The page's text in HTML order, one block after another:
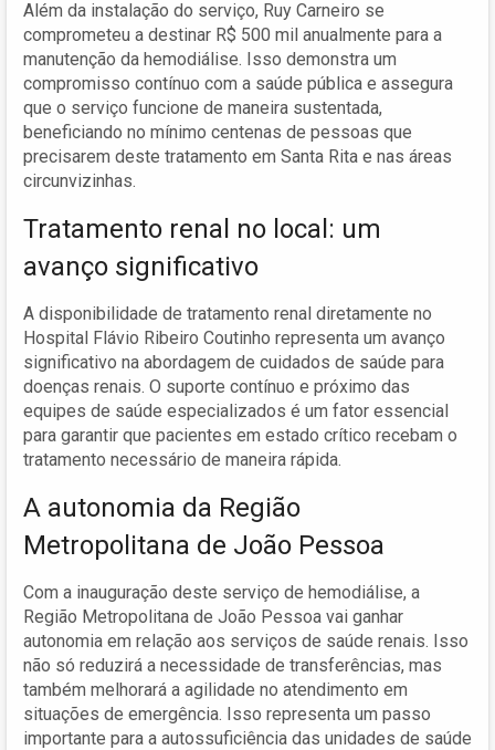
Além da instalação do serviço, Ruy Carneiro se
comprometeu a destinar R$ 500 mil anualmente para a
manutenção da hemodiálise. Isso demonstra um
compromisso contínuo com a saúde pública e assegura
que o serviço funcione de maneira sustentada,
beneficiando no mínimo centenas de pessoas que
precisarem deste tratamento em Santa Rita e nas áreas
circunvizinhas.
Tratamento renal no local: um
avanço significativo
A disponibilidade de tratamento renal diretamente no
Hospital Flávio Ribeiro Coutinho representa um avanço
significativo na abordagem de cuidados de saúde para
doenças renais. O suporte contínuo e próximo das
equipes de saúde especializados é um fator essencial
para garantir que pacientes em estado crítico recebam o
tratamento necessário de maneira rápida.
A autonomia da Região
Metropolitana de João Pessoa
Com a inauguração deste serviço de hemodiálise, a
Região Metropolitana de João Pessoa vai ganhar
autonomia em relação aos serviços de saúde renais. Isso
não só reduzirá a necessidade de transferências, mas
também melhorará a agilidade no atendimento em
situações de emergência. Isso representa um passo
importante para a autossuficiência das unidades de saúde